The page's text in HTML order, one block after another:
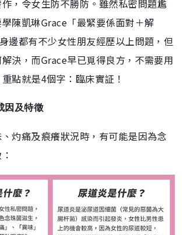
，令女生防不勝防。雖然私密問題尷
陳凱琳Grace「最緊要係面對＋解
邊都有不少女性朋友經歷以上問題，但
決，而Grace早已覓得良方，不需要用
點就是4個字：臨床實証！
因及特徵
灼痛及痕癢狀況時，有可能是因為念